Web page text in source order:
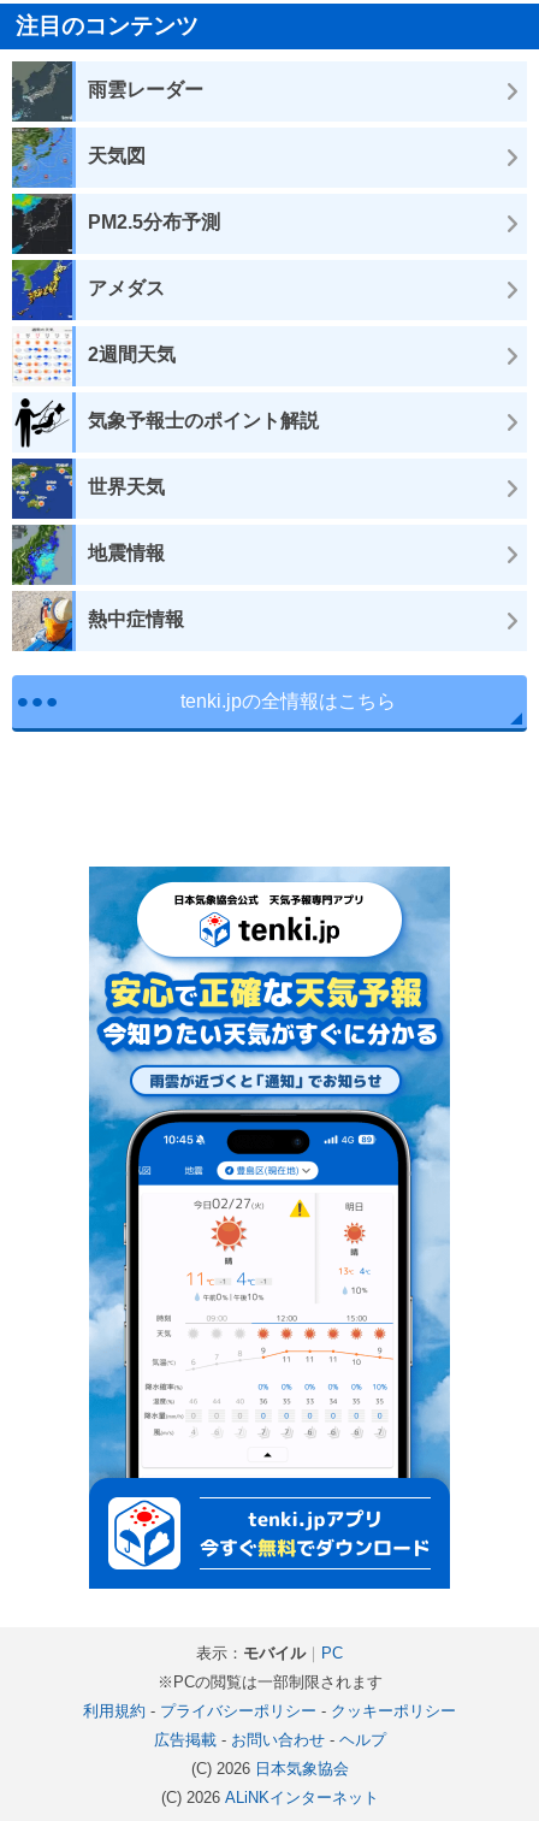
注目のコンテンツ
雨雲レーダー
天気図
PM2.5分布予測
アメダス
2週間天気
気象予報士のポイント解説
世界天気
地震情報
熱中症情報
tenki.jpの全情報はこちら
表示： モバイル｜ PC
※PCの閲覧は一部制限されます
利用規約 - プライバシーポリシー - クッキーポリシー
広告掲載- お問い合わせ- ヘルプ
(C) 2026 日本気象協会
(C) 2026 ALiNKインターネット